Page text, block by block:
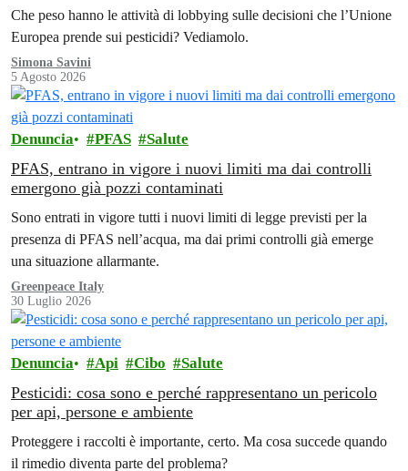
Che peso hanno le attività di lobbying sulle decisioni che l’Unione
Europea prende sui pesticidi? Vediamolo.
Simona Savini
5 Agosto 2026
Denuncia PFAS Salute
PFAS, entrano in vigore i nuovi limiti ma dai controlli
emergono già pozzi contaminati
Sono entrati in vigore tutti i nuovi limiti di legge previsti per la
presenza di PFAS nell’acqua, ma dai primi controlli già emerge
una situazione allarmante.
Greenpeace Italy
30 Luglio 2026
Denuncia Api Cibo Salute
Pesticidi: cosa sono e perché rappresentano un pericolo
per api, persone e ambiente
Proteggere i raccolti è importante, certo. Ma cosa succede quando
il rimedio diventa parte del problema?